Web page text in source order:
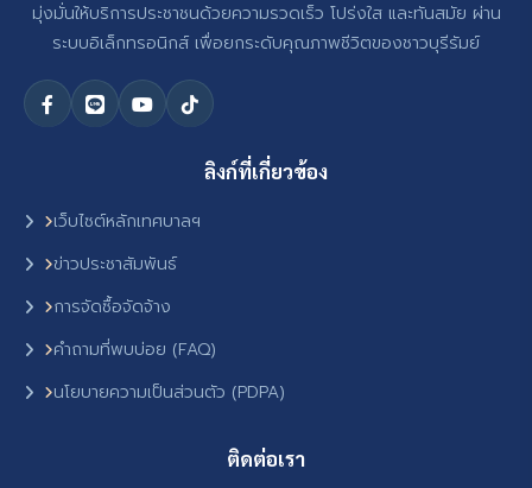
มุ่งมั่นให้บริการประชาชนด้วยความรวดเร็ว โปร่งใส และทันสมัย ผ่าน
ระบบอิเล็กทรอนิกส์ เพื่อยกระดับคุณภาพชีวิตของชาวบุรีรัมย์
ลิงก์ที่เกี่ยวข้อง
เว็บไซต์หลักเทศบาลฯ
ข่าวประชาสัมพันธ์
การจัดซื้อจัดจ้าง
คำถามที่พบบ่อย (FAQ)
นโยบายความเป็นส่วนตัว (PDPA)
ติดต่อเรา